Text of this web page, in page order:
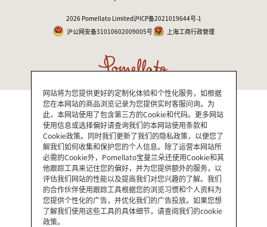
2026 Pomellato Limited沪ICP备2021019644号-1
沪公网安备31010602009005号
上海工商行政管理
网站将为您提供更好的定制化体验和个性化服务，如根据
您在本网站的商品浏览记录为您提供实时客服问询。为
此，本网站使用了包含第三方的Cookie和代码。更多网站
使用信息或选择偏好请查询我们的本网站使用条款和
Cookie政策。同时我们更新了我们的隐私政策，以便您了
解我们如何收集和保护您的个人信息。除了运营本网站所
必需的Cookie外，Pomellato宝曼兰朵还使用Cookie和其
他跟踪工具来记住您的偏好，并为您提供额外的服务，以
评估我们网站的性能以及提高我们对您兴趣的了解。我们
的合作伙伴使用跟踪工具根据您的浏览习惯和个人资料为
您提供个性化的广告，并优化我们的广告投放。如果您想
了解我们使用这些工具的具体细节，请查阅我们的cookie
政策。